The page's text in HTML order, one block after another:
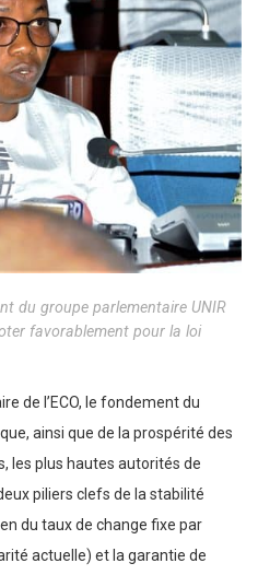
du groupe parlementaire UNIR
favorablement pour la loi
de l’ECO, le fondement du
ainsi que de la prospérité des
les plus hautes autorités de
piliers clefs de la stabilité
du taux de change fixe par
actuelle) et la garantie de